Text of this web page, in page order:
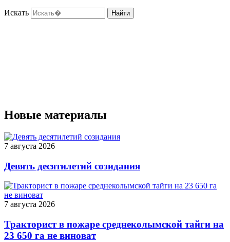
Искать Найти
Новые материалы
7 августа 2026
Девять десятилетий созидания
7 августа 2026
Тракторист в пожаре среднеколымской тайги на
23 650 га не виноват